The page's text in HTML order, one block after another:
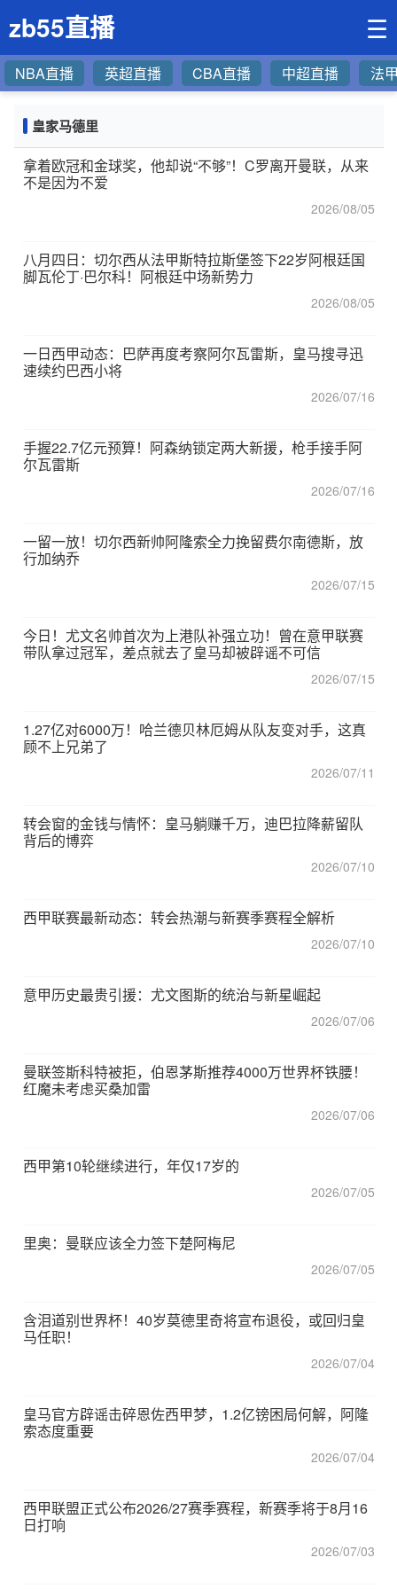
zb55直播 ☰
NBA直播 英超直播 CBA直播 中超直播 法
皇家马德里
拿着欧冠和金球奖，他却说“不够”！C罗离开曼联，从来
不是因为不爱
2026/08/05
八月四日：切尔西从法甲斯特拉斯堡签下22岁阿根廷国
脚瓦伦丁·巴尔科！阿根廷中场新势力
2026/08/05
一日西甲动态：巴萨再度考察阿尔瓦雷斯，皇马搜寻迅
速续约巴西小将
2026/07/16
手握22.7亿元预算！阿森纳锁定两大新援，枪手接手阿
尔瓦雷斯
2026/07/16
一留一放！切尔西新帅阿隆索全力挽留费尔南德斯，放
行加纳乔
2026/07/15
今日！尤文名帅首次为上港队补强立功！曾在意甲联赛
带队拿过冠军，差点就去了皇马却被辟谣不可信
2026/07/15
1.27亿对6000万！哈兰德贝林厄姆从队友变对手，这真
顾不上兄弟了
2026/07/11
转会窗的金钱与情怀：皇马躺赚千万，迪巴拉降薪留队
背后的博弈
2026/07/10
西甲联赛最新动态：转会热潮与新赛季赛程全解析
2026/07/10
意甲历史最贵引援：尤文图斯的统治与新星崛起
2026/07/06
曼联签斯科特被拒，伯恩茅斯推荐4000万世界杯铁腰！
红魔未考虑买桑加雷
2026/07/06
西甲第10轮继续进行，年仅17岁的
2026/07/05
里奥：曼联应该全力签下楚阿梅尼
2026/07/05
含泪道别世界杯！40岁莫德里奇将宣布退役，或回归皇
马任职！
2026/07/04
皇马官方辟谣击碎恩佐西甲梦，1.2亿镑困局何解，阿隆
索态度重要
2026/07/04
西甲联盟正式公布2026/27赛季赛程，新赛季将于8月16
日打响
2026/07/03